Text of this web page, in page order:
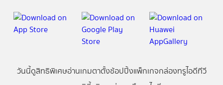
วันนี้ดูสิทธิพิเศษอ่านเกมตาตั้งช้อปปิ้งแพ็กเกจกล่องทรูไอดีทีวี